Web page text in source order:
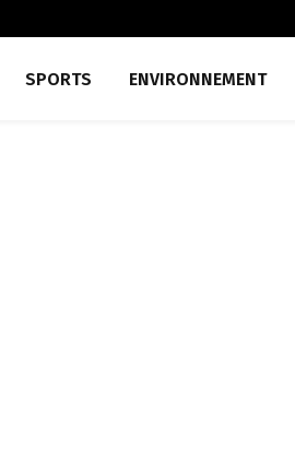
SPORTS ENVIRONNEMENT